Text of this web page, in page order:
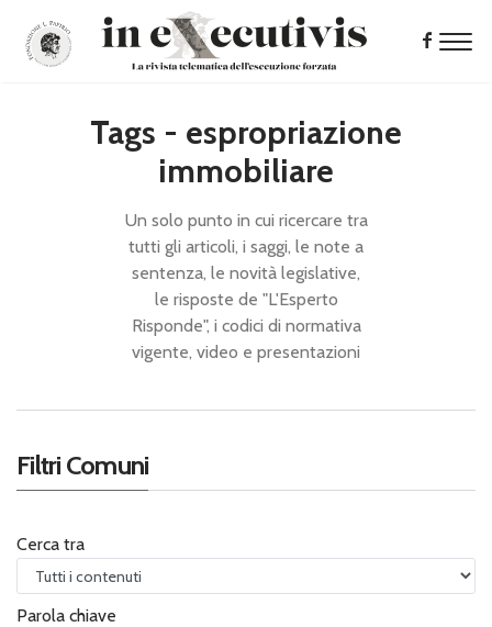
Tags - espropriazione
immobiliare
Un solo punto in cui ricercare tra
tutti gli articoli, i saggi, le note a
sentenza, le novità legislative,
le risposte de "L'Esperto
Risponde", i codici di normativa
vigente, video e presentazioni
Filtri Comuni
Cerca tra
Parola chiave